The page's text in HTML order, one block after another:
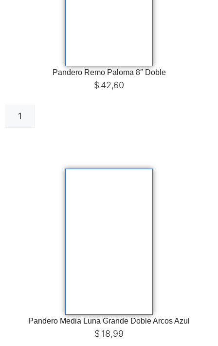
Pandero Remo Paloma 8″ Doble
$42,60
Pandero Media Luna Grande Doble Arcos Azul
$18,99